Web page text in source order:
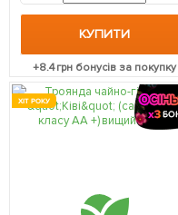
КУПИТИ
+8.4грн бонусів за покупку
ХІТ РОКУ